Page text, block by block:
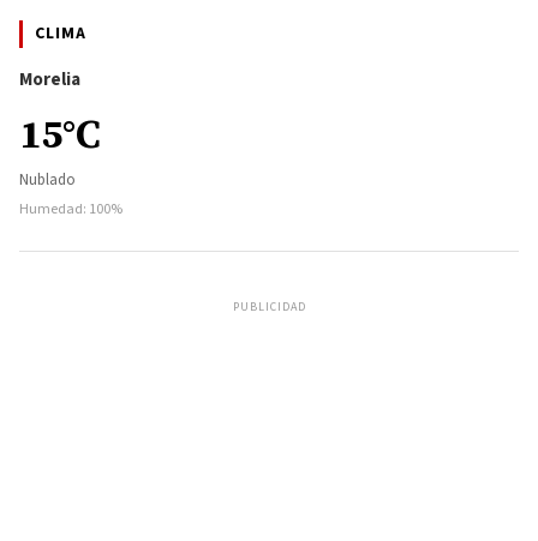
CLIMA
Morelia
15°C
Nublado
Humedad: 100%
PUBLICIDAD